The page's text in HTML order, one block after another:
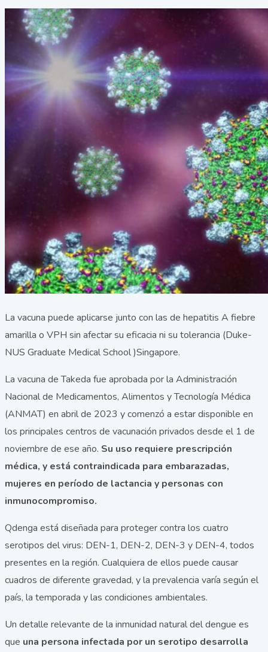
La vacuna puede aplicarse junto con las de hepatitis A fiebre
amarilla o VPH sin afectar su eficacia ni su tolerancia (Duke-
NUS Graduate Medical School )Singapore.
La vacuna de Takeda fue aprobada por la Administración
Nacional de Medicamentos, Alimentos y Tecnología Médica
(ANMAT) en abril de 2023 y comenzó a estar disponible en
los principales centros de vacunación privados desde el 1 de
noviembre de ese año. Su uso requiere prescripción
médica, y está contraindicada para embarazadas,
mujeres en período de lactancia y personas con
inmunocompromiso.
Qdenga está diseñada para proteger contra los cuatro
serotipos del virus: DEN-1, DEN-2, DEN-3 y DEN-4, todos
presentes en la región. Cualquiera de ellos puede causar
cuadros de diferente gravedad, y la prevalencia varía según el
país, la temporada y las condiciones ambientales.
Un detalle relevante de la inmunidad natural del dengue es
que una persona infectada por un serotipo desarrolla